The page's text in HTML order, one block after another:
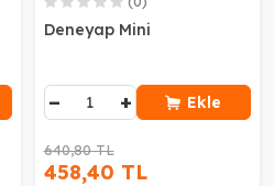
Deneyap Mini
− + Ekle
640,80 TL
458,40 TL